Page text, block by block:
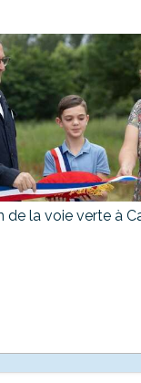
de la voie verte à